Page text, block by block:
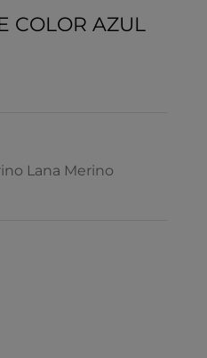
COLOR AZUL
Lana Merino